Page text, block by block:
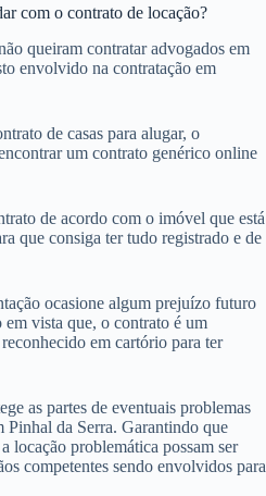
com o contrato de locação?
queiram contratar advogados em
envolvido na contratação em
de casas para alugar, o
um contrato genérico online
de acordo com o imóvel que está
que consiga ter tudo registrado e de
ocasione algum prejuízo futuro
em vista que, o contrato é um
em cartório para ter
as partes de eventuais problemas
Pinhal da Serra. Garantindo que
locação problemática possam ser
competentes sendo envolvidos para